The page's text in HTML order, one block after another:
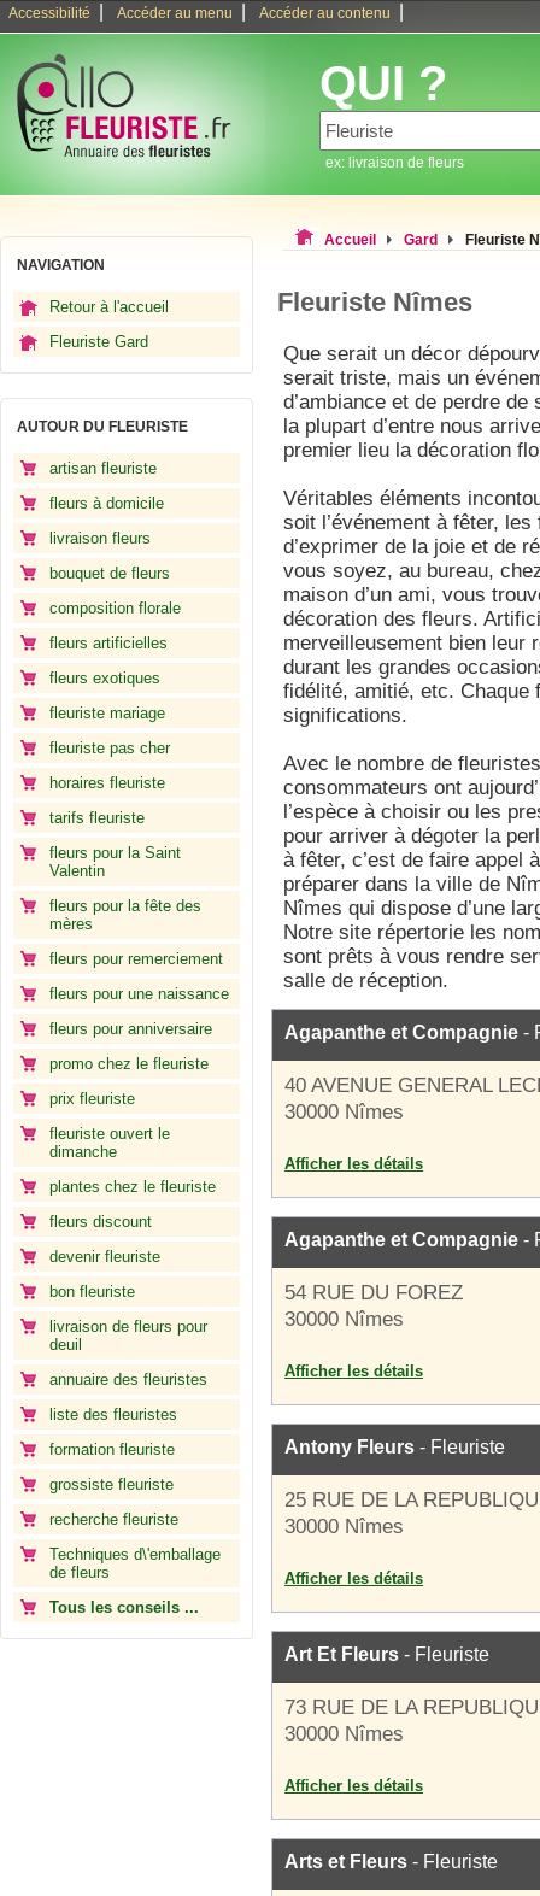
Accessibilité Accéder au menu Accéder au contenu
QUI ?
ex: livraison de fleurs
NAVIGATION
Retour à l'accueil
Fleuriste Gard
AUTOUR DU FLEURISTE
artisan fleuriste
fleurs à domicile
livraison fleurs
bouquet de fleurs
composition florale
fleurs artificielles
fleurs exotiques
fleuriste mariage
fleuriste pas cher
horaires fleuriste
tarifs fleuriste
fleurs pour la Saint
Valentin
fleurs pour la fête des
mères
fleurs pour remerciement
fleurs pour une naissance
fleurs pour anniversaire
promo chez le fleuriste
prix fleuriste
fleuriste ouvert le
dimanche
plantes chez le fleuriste
fleurs discount
devenir fleuriste
bon fleuriste
livraison de fleurs pour
deuil
annuaire des fleuristes
liste des fleuristes
formation fleuriste
grossiste fleuriste
recherche fleuriste
Techniques d\'emballage
de fleurs
Tous les conseils ...
Accueil Gard Fleuriste
Fleuriste Nîmes
Que serait un décor
serait triste, mais un
d’ambiance et de perdre
la plupart d’entre nous
premier lieu la décoration
Véritables éléments
soit l’événement à fêter,
d’exprimer de la joie et de
vous soyez, au bureau,
maison d’un ami, vous
décoration des fleurs.
merveilleusement bien leur
durant les grandes
fidélité, amitié, etc. Chaque
significations.
Avec le nombre de
consommateurs ont
l’espèce à choisir ou les
pour arriver à dégoter la
à fêter, c’est de faire appel
préparer dans la ville de
Nîmes qui dispose d’une
Notre site répertorie les
sont prêts à vous rendre
salle de réception.
Agapanthe et Compagnie -
40 AVENUE GENERAL
30000 Nîmes
Afficher les détails
Agapanthe et Compagnie -
54 RUE DU FOREZ
30000 Nîmes
Afficher les détails
Antony Fleurs - Fleuriste
25 RUE DE LA
30000 Nîmes
Afficher les détails
Art Et Fleurs - Fleuriste
73 RUE DE LA
30000 Nîmes
Afficher les détails
Arts et Fleurs - Fleuriste